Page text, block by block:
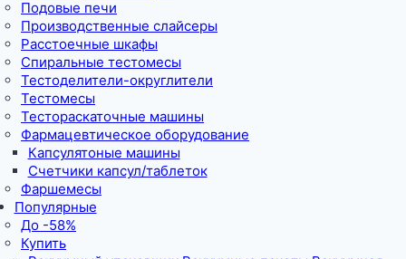
Подовые печи
Производственные слайсеры
Расстоечные шкафы
Спиральные тестомесы
Тестоделители-округлители
Тестомесы
Тестораскаточные машины
Фармацевтическое оборудование
Капсулятоные машины
Счетчики капсул/таблеток
Фаршемесы
Популярные
До -58%
Купить